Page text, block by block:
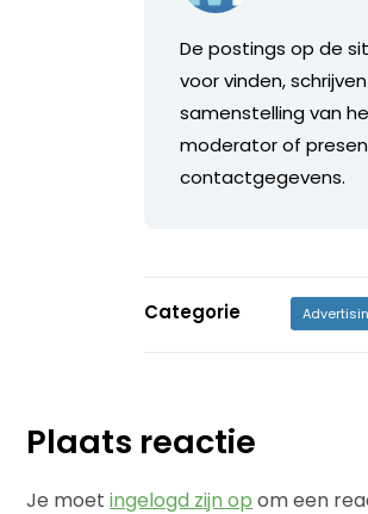
De postings op de
voor vinden,
samenstelling van
moderator of
contactgegevens.
Categorie
Plaats reactie
Je moetingelogd zijn op om een